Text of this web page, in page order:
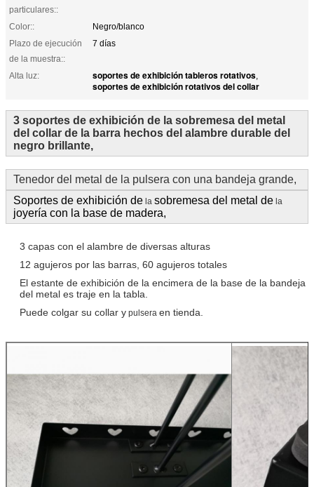
particulares::
Color::
Negro/blanco
Plazo de ejecución
de la muestra::
7 días
Alta luz: soportes de exhibición tableros rotativos,
soportes de exhibición rotativos del collar
3 soportes de exhibición de la sobremesa del metal
del collar de la barra hechos del alambre durable del
negro brillante,
Tenedor del metal de la pulsera con una bandeja grande,
Soportes de exhibición de la sobremesa del metal de la
joyería con la base de madera,
3 capas con el alambre de diversas alturas
12 agujeros por las barras, 60 agujeros totales
El estante de exhibición de la encimera de la base de la bandeja
del metal es traje en la tabla.
Puede colgar su collar y pulsera en tienda.